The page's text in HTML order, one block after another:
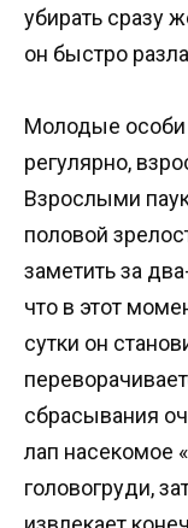
убирать сразу
он быстро
Молодые особи
регулярно,
Взрослыми
половой
заметить за
что в этот
сутки он
сбрасывания
лап насекомое
головогруди,